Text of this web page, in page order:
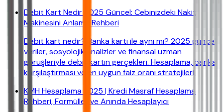
Debit Kart Nedir 2025 Güncel: Cebinizdeki Nakit
Makinesini Anlama Rehberi
Debit kart nedir? Banka kartı ile aynı mı? 2025 güncel
veriler, sosyolojik analizler ve finansal uzman
görüşleriyle debit kartın gerçekleri. Hesaplama, banka
karşılaştırması ve en uygun faiz oranı stratejileri.
KMH Hesaplama 2025 | Kredi Masraf Hesaplama
Rehberi, Formüller ve Anında Hesaplayıcı